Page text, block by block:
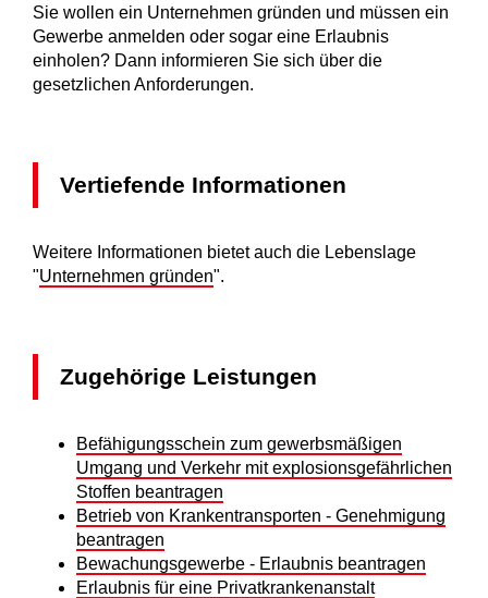
Sie wollen ein Unternehmen gründen und müssen ein
Gewerbe anmelden oder sogar eine Erlaubnis
einholen? Dann informieren Sie sich über die
gesetzlichen Anforderungen.
Vertiefende Informationen
Weitere Informationen bietet auch die Lebenslage
"Unternehmen gründen".
Zugehörige Leistungen
Befähigungsschein zum gewerbsmäßigen
Umgang und Verkehr mit explosionsgefährlichen
Stoffen beantragen
Betrieb von Krankentransporten - Genehmigung
beantragen
Bewachungsgewerbe - Erlaubnis beantragen
Erlaubnis für eine Privatkrankenanstalt